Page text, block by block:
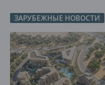
ЗАРУБЕЖНЫЕ НОВОСТИ